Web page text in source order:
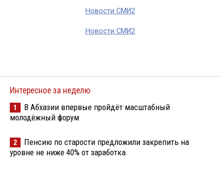
Новости СМИ2
Новости СМИ2
Интересное за неделю
1
В Абхазии впервые пройдёт масштабный
молодёжный форум
2
Пенсию по старости предложили закрепить на
уровне не ниже 40% от заработка